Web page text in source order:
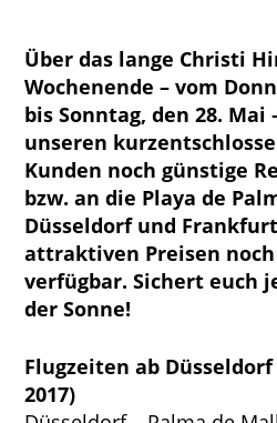
Über das lange Christi
Wochenende – vom
bis Sonntag, den 28. Mai
unseren
Kunden noch günstige
bzw. an die Playa de
Düsseldorf und
attraktiven Preisen
verfügbar. Sichert euch
der Sonne!
Flugzeiten ab Düsseldorf
2017)